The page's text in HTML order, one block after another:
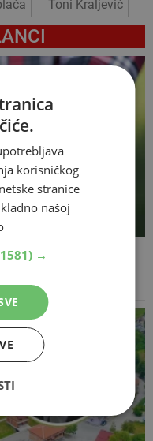
Toni Kraljević
Hrvatskoj i
korisničkog
stranice
našoj
→